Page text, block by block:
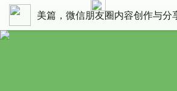
美篇，微信朋友圈内容创作与分